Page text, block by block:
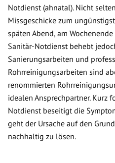
Notdienst (ahnatal). Nicht
Missgeschicke zum
späten Abend, am
Sanitär-Notdienst behebt
Sanierungsarbeiten und
Rohrreinigungsarbeiten sind
renommierten
idealen Ansprechpartner. Kurz
Notdienst beseitigt die
geht der Ursache auf den
nachhaltig zu lösen.